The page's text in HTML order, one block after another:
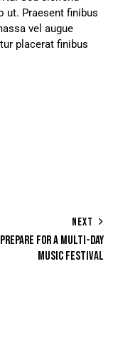
ut. Praesent finibus
vel augue
placerat finibus
NEXT
FOR A MULTI-DAY
MUSIC FESTIVAL